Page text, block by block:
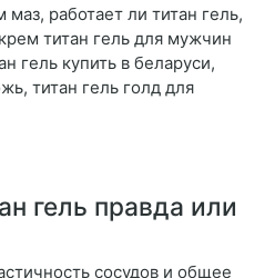
маз, работает ли титан гель,
титан гель для мужчин
гель купить в беларуси,
титан гель голд для
гель правда или
сосудов и общее